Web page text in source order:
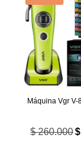
Máquina Vgr V-
$260.000 El
$